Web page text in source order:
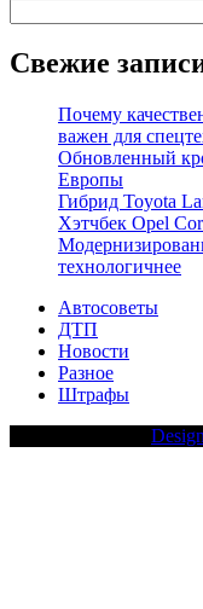
Свежие
Почему
важен для
Обновленный
Европы
Гибрид Toyota
Хэтчбек Opel
технологичнее
Автосоветы
ДТП
Новости
Разное
Штрафы